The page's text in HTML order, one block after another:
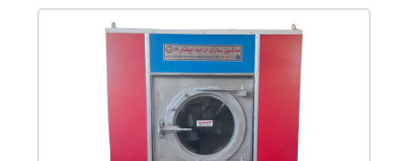
جزئیات محصول